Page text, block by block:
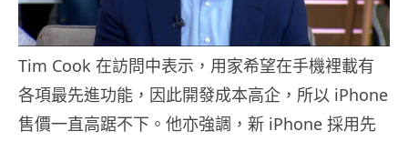
Tim Cook 在訪問中表示，用家希望在手機裡載有
各項最先進功能，因此開發成本高企，所以 iPhone
售價一直高踞不下。他亦強調，新 iPhone 採用先